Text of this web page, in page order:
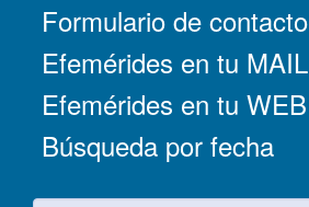
Formulario de contacto
Efemérides en tu MAIL
Efemérides en tu WEB
Búsqueda por fecha